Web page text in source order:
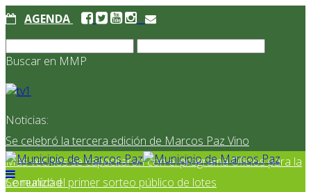
AGENDA
Buscar en MMP
Noticias:
Se celebró la tercera edición de Marcos Paz Vino
Más vecinos se capacitaron con el programa Oficios para la
Comunidad
Se realizó el primer sorteo público de lotes